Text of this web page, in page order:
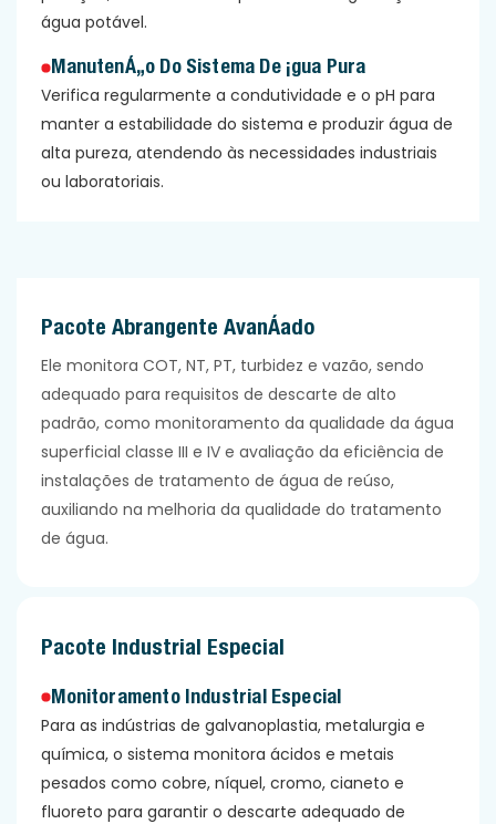
água potável.
Manutenção Do Sistema De Água Pura
Verifica regularmente a condutividade e o pH para
manter a estabilidade do sistema e produzir água de
alta pureza, atendendo às necessidades industriais
ou laboratoriais.
Pacote Abrangente Avançado
Ele monitora COT, NT, PT, turbidez e vazão, sendo
adequado para requisitos de descarte de alto
padrão, como monitoramento da qualidade da água
superficial classe III e IV e avaliação da eficiência de
instalações de tratamento de água de reúso,
auxiliando na melhoria da qualidade do tratamento
de água.
Pacote Industrial Especial
Monitoramento Industrial Especial
Para as indústrias de galvanoplastia, metalurgia e
química, o sistema monitora ácidos e metais
pesados ​​como cobre, níquel, cromo, cianeto e
fluoreto para garantir o descarte adequado de